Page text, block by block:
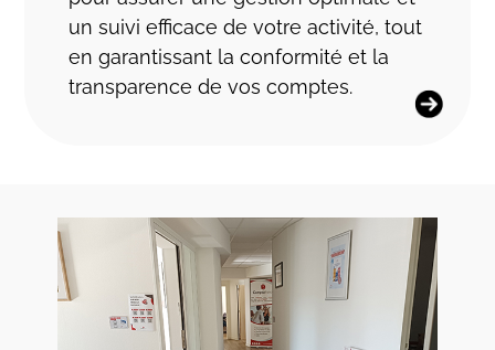
un suivi efficace de votre activité, tout
en garantissant la conformité et la
transparence de vos comptes.